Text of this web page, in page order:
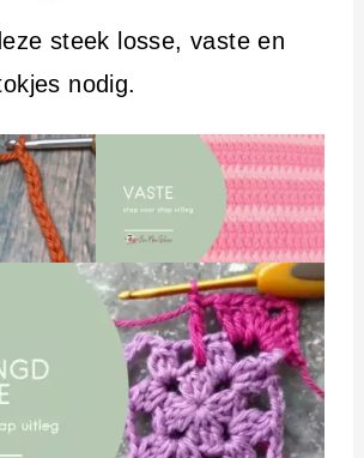
steek losse, vaste en
nodig.